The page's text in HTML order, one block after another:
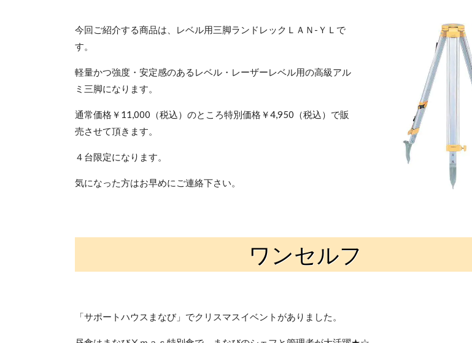
今回ご紹介する商品は、レベル用三脚ランドレックＬＡＮ-ＹＬで
す。
軽量かつ強度・安定感のあるレベル・レーザーレベル用の高級アル
ミ三脚になります。
通常価格￥11,000（税込）のところ特別価格￥4,950（税込）で販
売させて頂きます。
４台限定になります。
気になった方はお早めにご連絡下さい。
ワンセルフ
「サポートハウスまなび」でクリスマスイベントがありました。